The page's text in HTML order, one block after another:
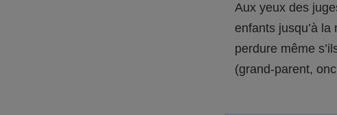
Aux yeux des
enfants jusqu’à
perdure même
(grand-parent,